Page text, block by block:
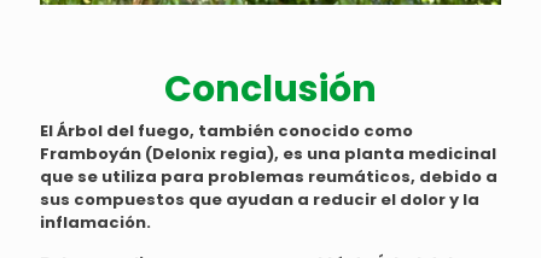
Conclusión
El Árbol del fuego, también conocido como
Framboyán (Delonix regia), es una planta medicinal
que se utiliza para problemas reumáticos, debido a
sus compuestos que ayudan a reducir el dolor y la
inflamación.